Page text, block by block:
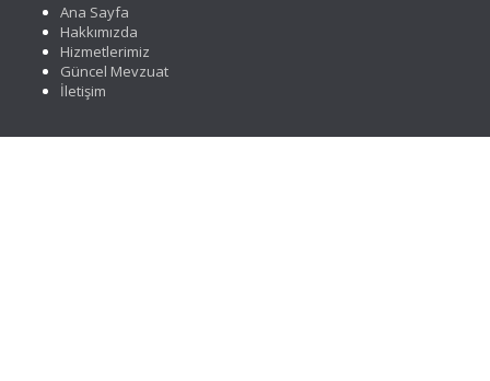
Ana Sayfa
Hakkımızda
Hizmetlerimiz
Güncel Mevzuat
İletişim
Faydalı Linkler